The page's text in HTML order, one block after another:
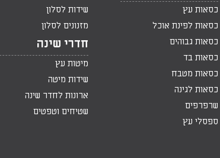
כסאות עץ
כסאות לפינת אוכל
כסאות גבוהים
כסאות בד
כסאות מטבח
כסאות לגינה
שרפרפים
ספסלי עץ
שידות לסלון
מזנונים לסלון
חדרי שינה
מיטות עץ
שידות מיטה
ארונות לחדר שינה
שטיחים וטפטים